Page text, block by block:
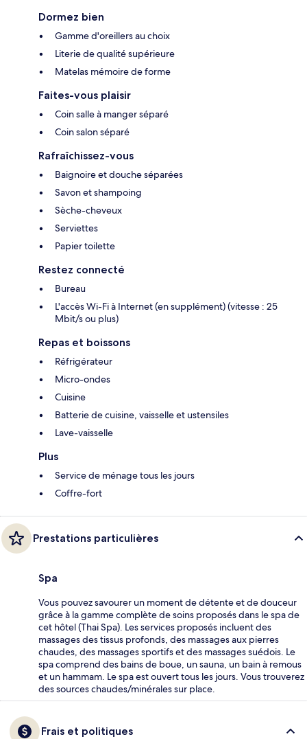
Dormez bien
Gamme d'oreillers au choix
Literie de qualité supérieure
Matelas mémoire de forme
Faites-vous plaisir
Coin salle à manger séparé
Coin salon séparé
Rafraîchissez-vous
Baignoire et douche séparées
Savon et shampoing
Sèche-cheveux
Serviettes
Papier toilette
Restez connecté
Bureau
L'accès Wi-Fi à Internet (en supplément) (vitesse : 25
Mbit/s ou plus)
Repas et boissons
Réfrigérateur
Micro-ondes
Cuisine
Batterie de cuisine, vaisselle et ustensiles
Lave-vaisselle
Plus
Service de ménage tous les jours
Coffre-fort
Prestations particulières
Spa
Vous pouvez savourer un moment de détente et de douceur
grâce à la gamme complète de soins proposés dans le spa de
cet hôtel (Thai Spa). Les services proposés incluent des
massages des tissus profonds, des massages aux pierres
chaudes, des massages sportifs et des massages suédois. Le
spa comprend des bains de boue, un sauna, un bain à remous
et un hammam. Le spa est ouvert tous les jours. Vous trouverez
des sources chaudes/minérales sur place.
Frais et politiques